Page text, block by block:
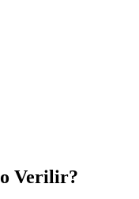
Verilir?